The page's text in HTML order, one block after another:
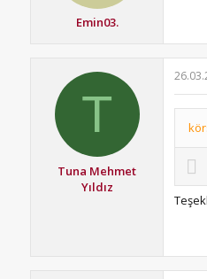
Emin03.
T
Tuna Mehmet
Yıldız